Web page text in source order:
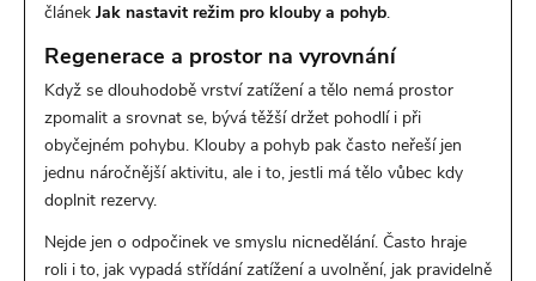
článek Jak nastavit režim pro klouby a pohyb.
Regenerace a prostor na vyrovnání
Když se dlouhodobě vrství zatížení a tělo nemá prostor
zpomalit a srovnat se, bývá těžší držet pohodlí i při
obyčejném pohybu. Klouby a pohyb pak často neřeší jen
jednu náročnější aktivitu, ale i to, jestli má tělo vůbec kdy
doplnit rezervy.
Nejde jen o odpočinek ve smyslu nicnedělání. Často hraje
roli i to, jak vypadá střídání zatížení a uvolnění, jak pravidelně